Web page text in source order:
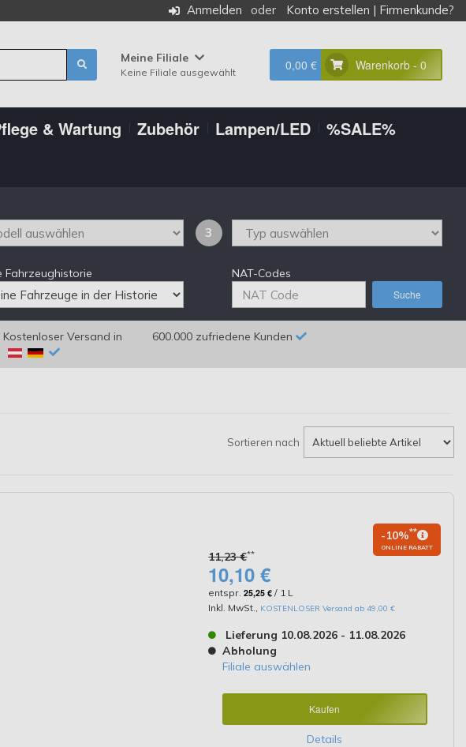
Anmelden Konto erstellen | Firmenkunde?
Meine Filiale
Keine Filiale ausgewählt 0,00 € Warenkorb - 0
& Wartung Zubehör Lampen/LED
%SALE%
3
Fahrzeughistorie NAT-Codes
Suche
Versand in 600.000 zufriedene Kunden
Sortieren nach
11,23 €**
-10%**
ONLINE RABATT
10,10 €
entspr.25,25 € / 1 L
Inkl. MwSt., KOSTENLOSER Versand ab 49,00 €
Lieferung 10.08.2026 - 11.08.2026
Abholung
Filiale auswählen
Kaufen
Details